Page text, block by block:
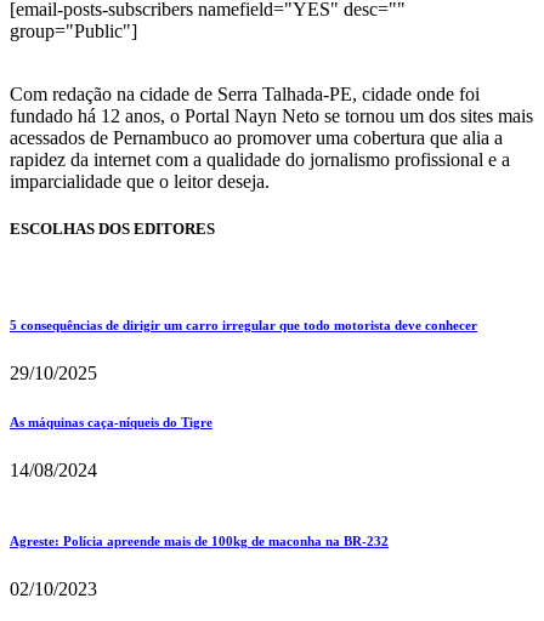
[email-posts-subscribers namefield="YES" desc=""
group="Public"]
Com redação na cidade de Serra Talhada-PE, cidade onde foi
fundado há 12 anos, o Portal Nayn Neto se tornou um dos sites mais
acessados de Pernambuco ao promover uma cobertura que alia a
rapidez da internet com a qualidade do jornalismo profissional e a
imparcialidade que o leitor deseja.
ESCOLHAS DOS EDITORES
5 consequências de dirigir um carro irregular que todo motorista deve conhecer
29/10/2025
As máquinas caça-níqueis do Tigre
14/08/2024
Agreste: Polícia apreende mais de 100kg de maconha na BR-232
02/10/2023